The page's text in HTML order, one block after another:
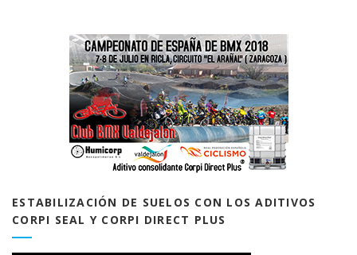
ESTABILIZACIÓN DE SUELOS CON LOS ADITIVOS
CORPI SEAL Y CORPI DIRECT PLUS